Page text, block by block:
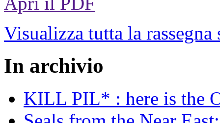
Visualizza tutta la rassegna
In archivio
KILL PIL* : here is the